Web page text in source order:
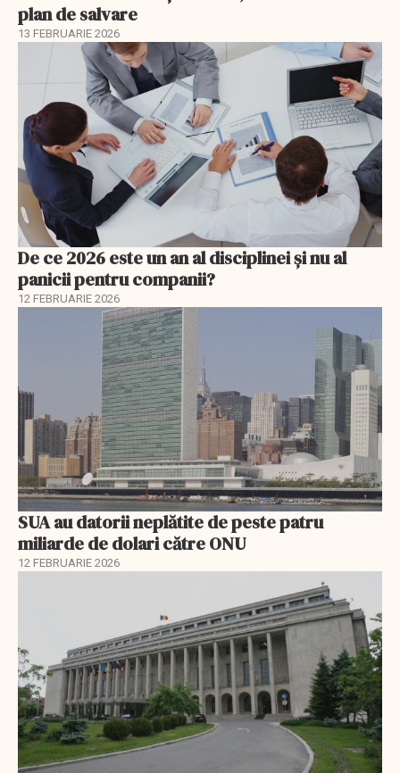
plan de salvare
13 FEBRUARIE 2026
De ce 2026 este un an al disciplinei și nu al
panicii pentru companii?
12 FEBRUARIE 2026
SUA au datorii neplătite de peste patru
miliarde de dolari către ONU
12 FEBRUARIE 2026